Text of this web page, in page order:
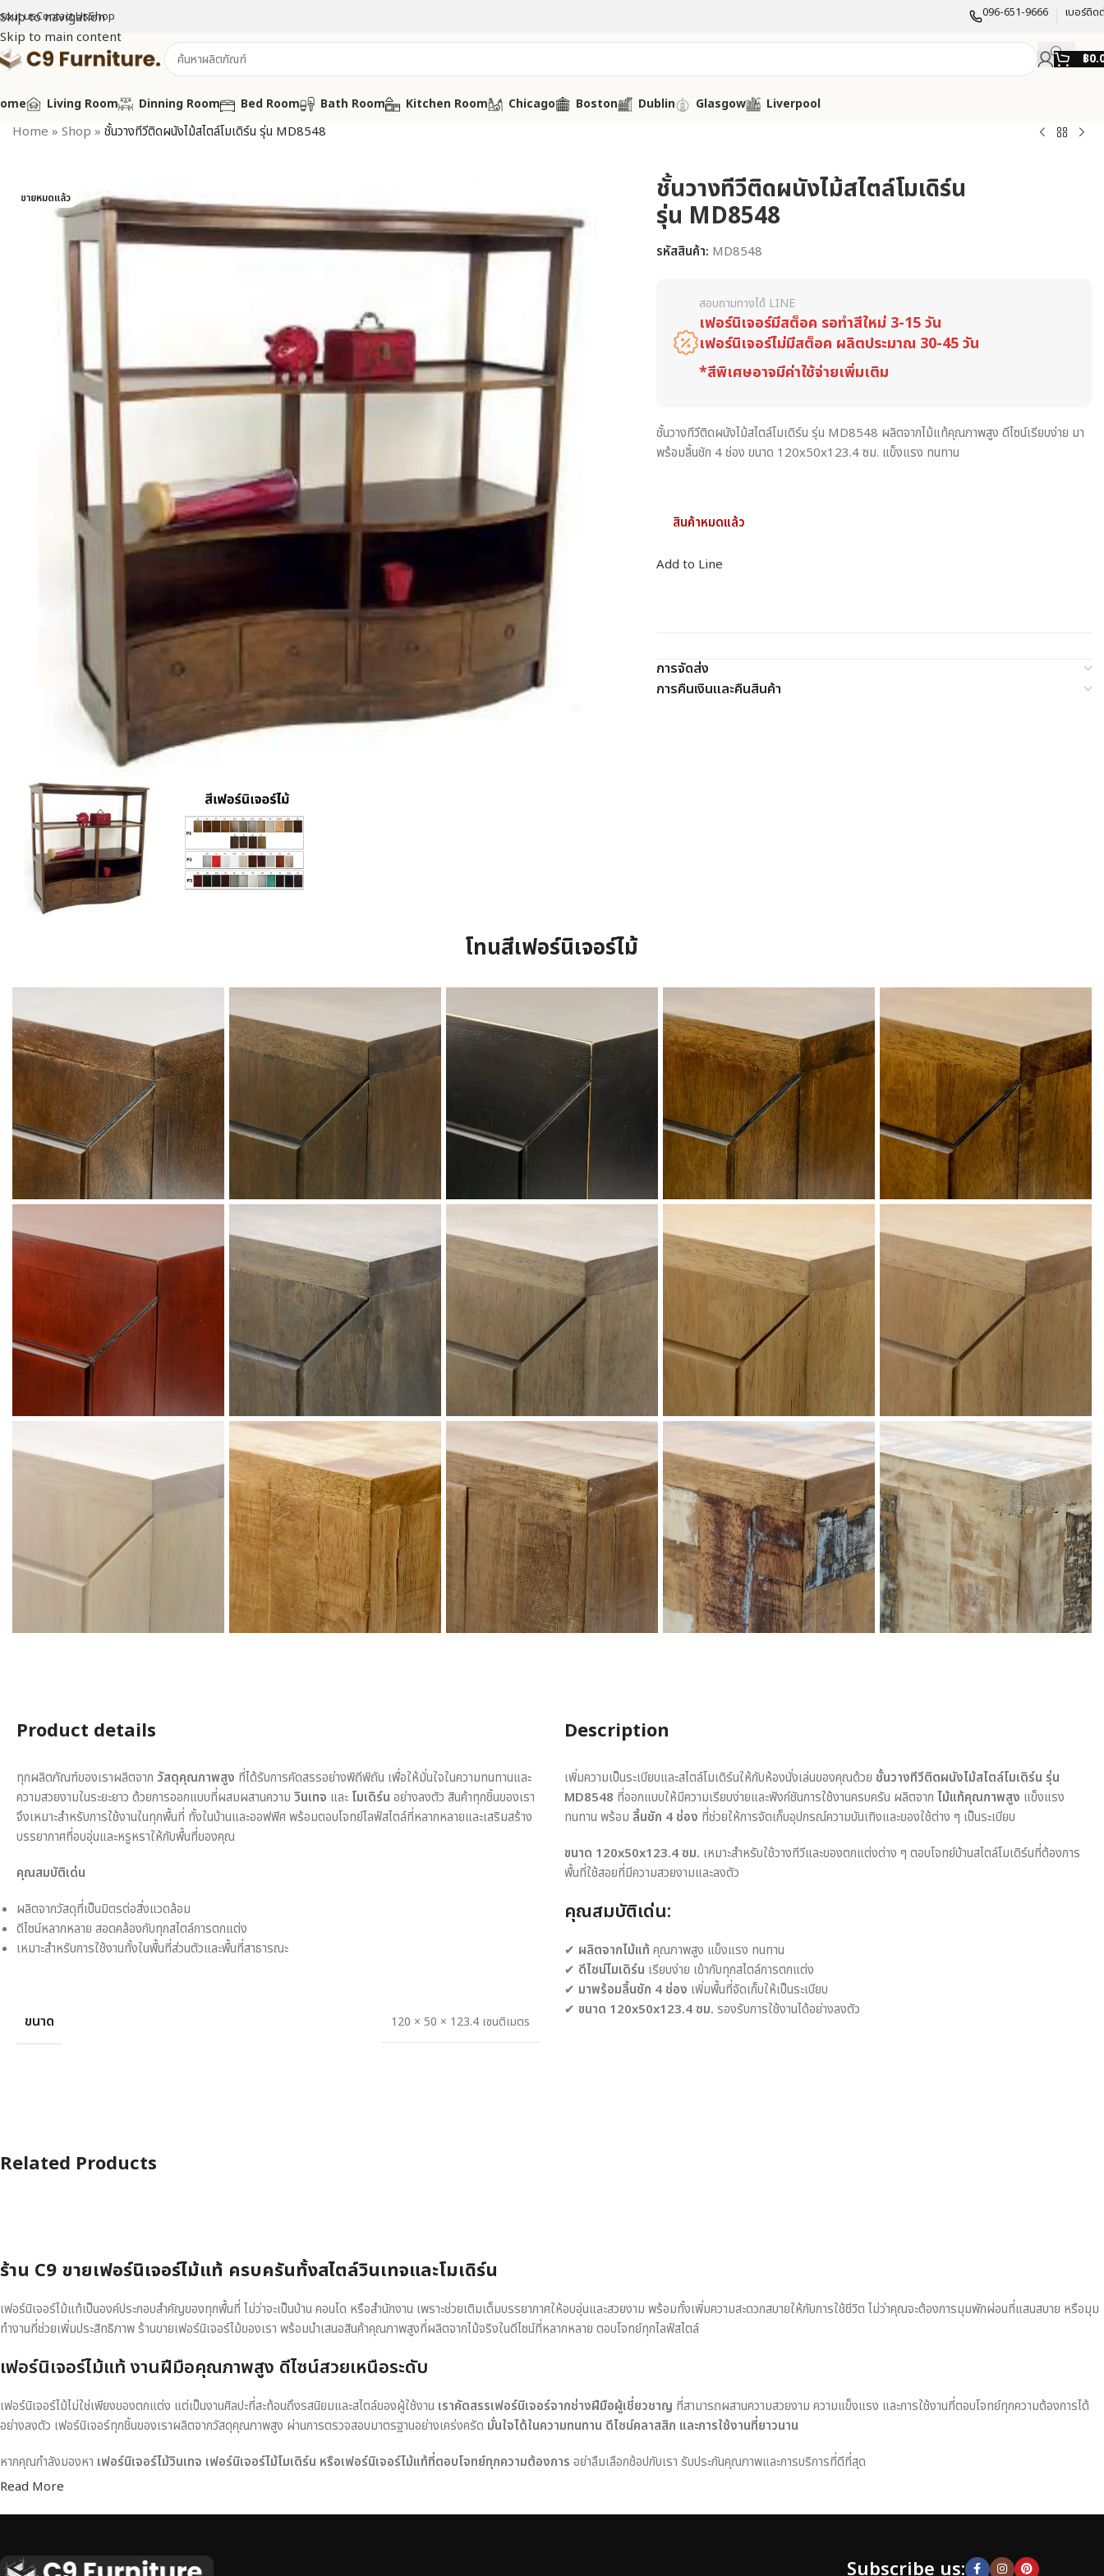
Skip to navigation
Skip to main content
usContact UsShop 096-651-9666 เบอร์ติด
฿
Living Room Dinning Room Bed Room Bath Room Kitchen Room Chicago Boston Dublin Glasgow Liverpool
Home » Shop » ชั้นวางทีวีติดผนังไม้สไตล์โมเดิร์น รุ่น MD8548
ขายหมดแล้ว ชั้นวางทีวีติดผนังไม้สไตล์โมเดิร์น
รุ่น MD8548
รหัสสินค้า: MD8548
สอบถามทางได้ LINE
เฟอร์นิเจอร์มีสต็อค รอทำสีใหม่ 3-15 วัน
เฟอร์นิเจอร์ไม่มีสต็อค ผลิตประมาณ 30-45 วัน
*สีพิเศษอาจมีค่าใช้จ่ายเพิ่มเติม
ชั้นวางทีวีติดผนังไม้สไตล์โมเดิร์น รุ่น MD8548 ผลิตจากไม้แท้คุณภาพสูง ดีไซน์เรียบง่าย มา
พร้อมลิ้นชัก 4 ช่อง ขนาด 120x50x123.4 ซม. แข็งแรง ทนทาน
สินค้าหมดแล้ว
Add to Line
การจัดส่ง
การคืนเงินและคืนสินค้า
โทนสีเฟอร์นิเจอร์ไม้
Product details
ทุกผลิตภัณฑ์ของเราผลิตจาก วัสดุคุณภาพสูง ที่ได้รับการคัดสรรอย่างพิถีพิถัน เพื่อให้มั่นใจในความทนทานและ
ความสวยงามในระยะยาว ด้วยการออกแบบที่ผสมผสานความ วินเทจ และ โมเดิร์น อย่างลงตัว สินค้าทุกชิ้นของเรา
จึงเหมาะสำหรับการใช้งานในทุกพื้นที่ ทั้งในบ้านและออฟฟิศ พร้อมตอบโจทย์ไลฟ์สไตล์ที่หลากหลายและเสริมสร้าง
บรรยากาศที่อบอุ่นและหรูหราให้กับพื้นที่ของคุณ
คุณสมบัติเด่น
ผลิตจากวัสดุที่เป็นมิตรต่อสิ่งแวดล้อม
ดีไซน์หลากหลาย สอดคล้องกับทุกสไตล์การตกแต่ง
เหมาะสำหรับการใช้งานทั้งในพื้นที่ส่วนตัวและพื้นที่สาธารณะ
ขนาด 120 × 50 × 123.4 เซนติเมตร
Description
เพิ่มความเป็นระเบียบและสไตล์โมเดิร์นให้กับห้องนั่งเล่นของคุณด้วย ชั้นวางทีวีติดผนังไม้สไตล์โมเดิร์น รุ่น
MD8548 ที่ออกแบบให้มีความเรียบง่ายและฟังก์ชันการใช้งานครบครัน ผลิตจาก ไม้แท้คุณภาพสูง แข็งแรง
ทนทาน พร้อม ลิ้นชัก 4 ช่อง ที่ช่วยให้การจัดเก็บอุปกรณ์ความบันเทิงและของใช้ต่าง ๆ เป็นระเบียบ
ขนาด 120x50x123.4 ซม. เหมาะสำหรับใช้วางทีวีและของตกแต่งต่าง ๆ ตอบโจทย์บ้านสไตล์โมเดิร์นที่ต้องการ
พื้นที่ใช้สอยที่มีความสวยงามและลงตัว
คุณสมบัติเด่น:
✔ ผลิตจากไม้แท้ คุณภาพสูง แข็งแรง ทนทาน
✔ ดีไซน์โมเดิร์น เรียบง่าย เข้ากับทุกสไตล์การตกแต่ง
✔ มาพร้อมลิ้นชัก 4 ช่อง เพิ่มพื้นที่จัดเก็บให้เป็นระเบียบ
✔ ขนาด 120x50x123.4 ซม. รองรับการใช้งานได้อย่างลงตัว
Related Products
ร้าน C9 ขายเฟอร์นิเจอร์ไม้แท้ ครบครันทั้งสไตล์วินเทจและโมเดิร์น
เฟอร์นิเจอร์ไม้แท้เป็นองค์ประกอบสำคัญของทุกพื้นที่ ไม่ว่าจะเป็นบ้าน คอนโด หรือสำนักงาน เพราะช่วยเติมเต็มบรรยากาศให้อบอุ่นและสวยงาม พร้อมทั้งเพิ่มความสะดวกสบายให้กับการใช้ชีวิต ไม่ว่าคุณจะต้องการมุมพักผ่อนที่แสนสบาย หรือมุม
ทำงานที่ช่วยเพิ่มประสิทธิภาพ ร้านขายเฟอร์นิเจอร์ไม้ของเรา พร้อมนำเสนอสินค้าคุณภาพสูงที่ผลิตจากไม้จริงในดีไซน์ที่หลากหลาย ตอบโจทย์ทุกไลฟ์สไตล์
เฟอร์นิเจอร์ไม้แท้ งานฝีมือคุณภาพสูง ดีไซน์สวยเหนือระดับ
เฟอร์นิเจอร์ไม้ไม่ใช่เพียงของตกแต่ง แต่เป็นงานศิลปะที่สะท้อนถึงรสนิยมและสไตล์ของผู้ใช้งาน เราคัดสรรเฟอร์นิเจอร์จากช่างฝีมือผู้เชี่ยวชาญ ที่สามารถผสานความสวยงาม ความแข็งแรง และการใช้งานที่ตอบโจทย์ทุกความต้องการได้
อย่างลงตัว เฟอร์นิเจอร์ทุกชิ้นของเราผลิตจากวัสดุคุณภาพสูง ผ่านการตรวจสอบมาตรฐานอย่างเคร่งครัด มั่นใจได้ในความทนทาน ดีไซน์คลาสสิก และการใช้งานที่ยาวนาน
หากคุณกำลังมองหา เฟอร์นิเจอร์ไม้วินเทจ เฟอร์นิเจอร์ไม้โมเดิร์น หรือเฟอร์นิเจอร์ไม้แท้ที่ตอบโจทย์ทุกความต้องการ อย่าลืมเลือกช้อปกับเรา รับประกันคุณภาพและการบริการที่ดีที่สุด
Read More
Subscribe us: